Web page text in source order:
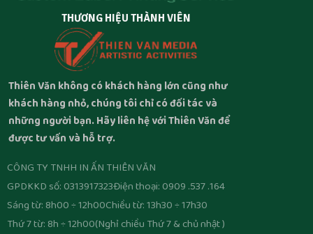
THƯƠNG HIỆU THÀNH VIÊN
Thiên Văn không có khách hàng lớn cũng như
khách hàng nhỏ, chúng tôi chỉ có đối tác và
những người bạn. Hãy liên hệ với Thiên Văn để
được tư vấn và hỗ trợ.
CÔNG TY TNHH IN ẤN THIÊN VĂN
GPDKKD số: 0313917323Điện thoại: 0909 .537 .164
Sáng từ: 8h00 ÷ 12h00Chiều từ: 13h30 ÷ 17h30
Thứ 7 từ: 8h ÷ 12h00(Nghỉ chiều Thứ 7 & chủ nhật )